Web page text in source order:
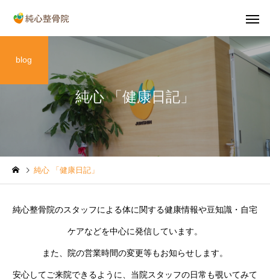
首の痛み 肩の痛
産後の骨盤 O脚・X
健康情報
「巻き肩」による肩こりや
とは
【2026年】GW中、交
ご注意ください
純心 「健康日記」
blog
純心 「健康日記」
純心整骨院のスタッフによる体に関する健康情報や豆知識・自宅
ケアなどを中心に発信しています。
また、院の営業時間の変更等もお知らせします。
安心してご来院できるように、当院スタッフの日常も覗いてみて